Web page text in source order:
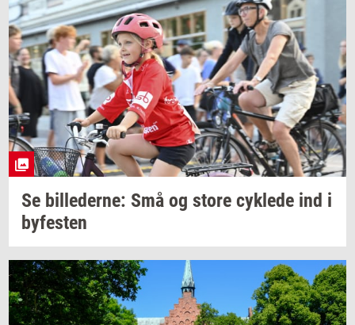
Se bil­le­der­ne: Små og store cyk­le­de ind i
by­fe­sten